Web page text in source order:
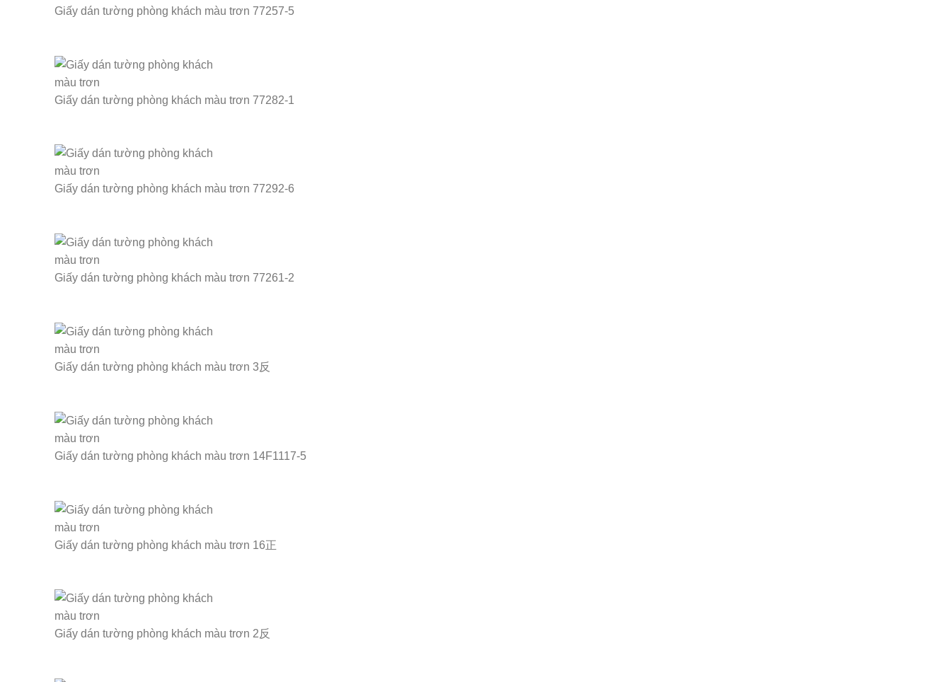
Giấy dán tường phòng khách màu trơn 77257-5
Giấy dán tường phòng khách màu trơn 77282-1
Giấy dán tường phòng khách màu trơn 77292-6
Giấy dán tường phòng khách màu trơn 77261-2
Giấy dán tường phòng khách màu trơn 3反
Giấy dán tường phòng khách màu trơn 14F1117-5
Giấy dán tường phòng khách màu trơn 16正
Giấy dán tường phòng khách màu trơn 2反